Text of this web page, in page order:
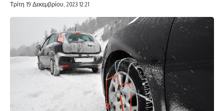
Τρίτη 19 Δεκεμβρίου, 2023 12:21